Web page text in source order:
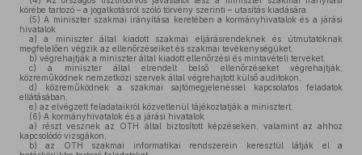
körébe tartozó – a jogalkotásról szóló törvény szerinti – utasítás kiadására.
(5) A miniszter szakmai irányítása keretében a kormányhivatalok és a járási
hivatalok
a) a miniszter által kiadott szakmai eljárásrendeknek és útmutatóknak
megfelelően végzik az ellenőrzéseiket és szakmai tevékenységüket,
b) végrehajtják a miniszter által kiadott ellenőrzési és mintavételi terveket,
c) a miniszter által elrendelt belső ellenőrzéseket végrehajtják,
közreműködnek nemzetközi szervek által végrehajtott külső auditokon,
d) közreműködnek a szakmai sajtómegjelenéssel kapcsolatos feladatok
ellátásában,
e) az elvégzett feladataikról közvetlenül tájékoztatják a minisztert.
(6) A kormányhivatalok és a járási hivatalok
a) részt vesznek az OTH által biztosított képzéseken, valamint az ahhoz
kapcsolódó vizsgákon,
b) az OTH szakmai informatikai rendszerein keresztül látják el a